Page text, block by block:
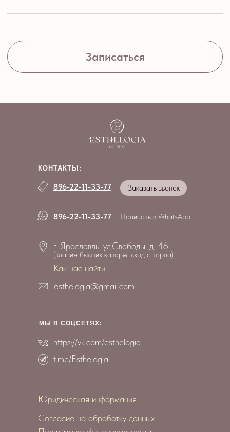
КОНТАКТЫ:
МЫ В СОЦCЕТЯХ:
г. Ярославль, ул.Свободы, д. 46
896-22-11-33-77
896-22-11-33-77 Написать в WhatsApp
(здание бывших казарм, вход с торца)
esthelogia@gmail.com
https://vk.com/esthelogia
t.me/Esthelogia
Заказать звонок
Как нас найти
Юридическая информация
Согласие на обработку данных